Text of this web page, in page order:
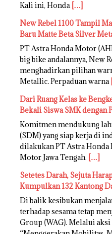
Kali ini, Honda […]
New Rebel 1100 Tampil
Baru Matte Beta Silver
PT Astra Honda Motor
big bike andalannya, New
menghadirkan pilihan
Metallic. Perpaduan warna
Dari Ruang Kelas ke
Bekali Siswa SMK dengan
Komitmen mendukung
(SDM) yang siap kerja di
dilakukan PT Astra Honda
Motor Jawa Tengah. […]
Setetes Darah, Sejuta
Kumpulkan 132 Kantong
Di balik kesibukan
terhadap sesama tetap
Group (WAG). Melalui